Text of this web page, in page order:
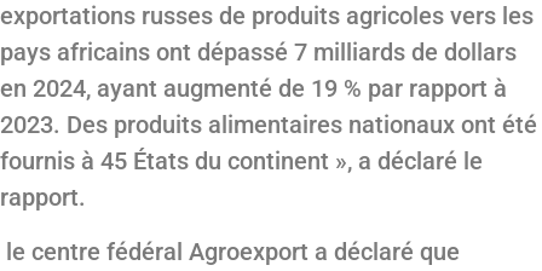
exportations russes de produits agricoles vers les
pays africains ont dépassé 7 milliards de dollars
en 2024, ayant augmenté de 19 % par rapport à
2023. Des produits alimentaires nationaux ont été
fournis à 45 États du continent », a déclaré le
rapport.
le centre fédéral Agroexport a déclaré que